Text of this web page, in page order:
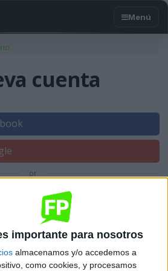
importante para nosotros
almacenamos y/o accedemos a
como cookies, y procesamos
cuenta
or